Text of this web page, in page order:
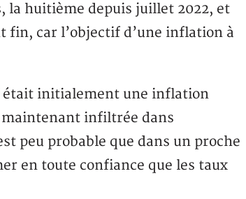
la huitième depuis juillet 2022, et
fin, car l’objectif d’une inflation à
initialement une inflation
infiltrée dans
peu probable que dans un proche
en toute confiance que les taux